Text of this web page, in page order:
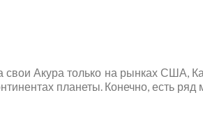
Акура только на рынках США,
планеты. Конечно, есть